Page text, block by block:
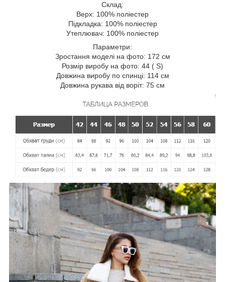
Склад:
Верх: 100% поліестер
Підкладка: 100% поліестер
Утеплювач: 100% поліестер
Параметри:
Зростання моделі на фото: 172 см
Розмір виробу на фото: 44 ( S)
Довжина виробу по спинці: 114 см
Довжина рукава від воріт: 75 см